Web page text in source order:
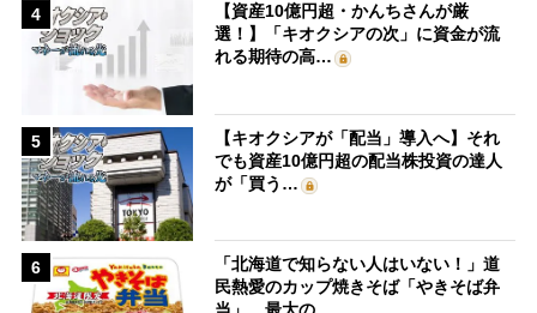
4
【資産10億円超・かんちさんが厳
選！】「キオクシアの次」に資金が流
れる期待の高…
5
【キオクシアが「配当」導入へ】それ
でも資産10億円超の配当株投資の達人
が「買う…
6
「北海道で知らない人はいない！」道
民熱愛のカップ焼きそば「やきそば弁